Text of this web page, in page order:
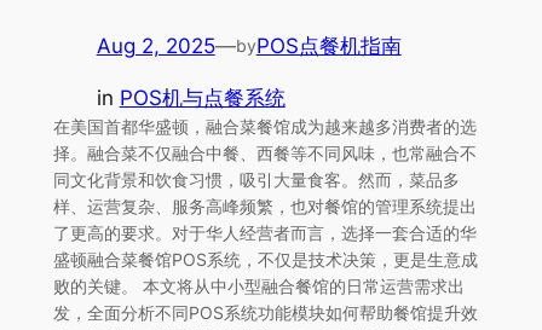
Aug 2, 2025—byPOS点餐机指南
in POS机与点餐系统
在美国首都华盛顿，融合菜餐馆成为越来越多消费者的选
择。融合菜不仅融合中餐、西餐等不同风味，也常融合不
同文化背景和饮食习惯，吸引大量食客。然而，菜品多
样、运营复杂、服务高峰频繁，也对餐馆的管理系统提出
了更高的要求。对于华人经营者而言，选择一套合适的华
盛顿融合菜餐馆POS系统，不仅是技术决策，更是生意成
败的关键。 本文将从中小型融合餐馆的日常运营需求出
发，全面分析不同POS系统功能模块如何帮助餐馆提升效